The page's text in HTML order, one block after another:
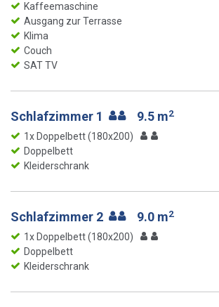
Kaffeemaschine
Ausgang zur Terrasse
Klima
Couch
SAT TV
Schlafzimmer 1 9.5 m2
1x Doppelbett (180x200)
Doppelbett
Kleiderschrank
Schlafzimmer 2 9.0 m2
1x Doppelbett (180x200)
Doppelbett
Kleiderschrank